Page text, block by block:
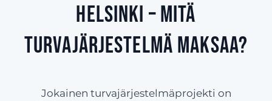
Helsinki – Mitä
turvajärjestelmä maksaa?
Jokainen turvajärjestelmäprojekti on